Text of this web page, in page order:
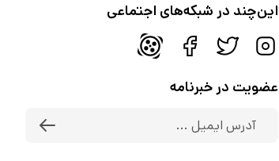
این‌چند در شبکه‌های اجتماعی
عضویت در خبرنامه